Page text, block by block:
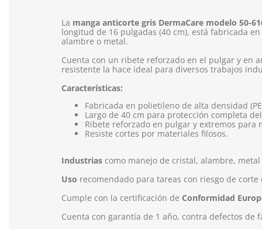
La manga anticorte gris DermaCare modelo 50-
longitud de 16 pulgadas (40 cm), está fabricada
alambre o metal.
Cuenta con un ribete reforzado en el pulgar y en
resistente la hace ideal para diversos trabajos
Características:
Fabricada en polietileno de alta densidad
Largo de 40 cm para protección completa
Ribete reforzado en pulgar y extremos para
Resiste cortes por materiales filosos.
Industrias como manejo de cristal, alambre,
Uso recomendado para tareas con riesgo de
Cumple con la certificación de Conformidad
Cuenta con garantía de 1 año, contra defectos de